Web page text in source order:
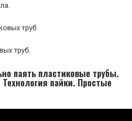
труб.
паять пластиковые трубы.
пайки. Простые